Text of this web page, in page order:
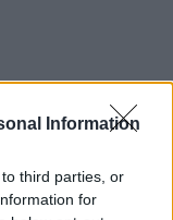
Information
third parties, or
for